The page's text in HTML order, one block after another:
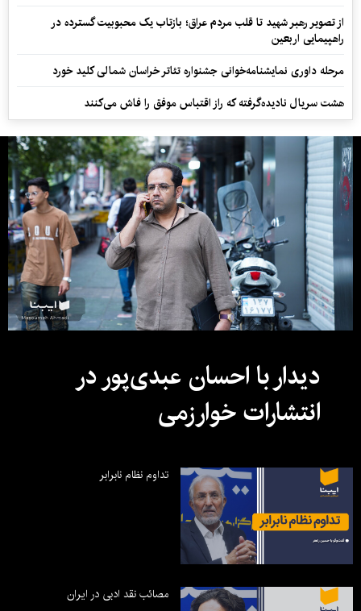
از تصویر رهبر شهید تا قلب مردم عراق؛ بازتاب یک محبوبیت گسترده در
راهپیمایی اربعین
مرحله داوری نمایشنامه‌خوانی جشنواره تئاتر خراسان شمالی کلید خورد
هشت سریال نادیده‌گرفته که راز اقتباس موفق را فاش می‌کنند
دیدار با احسان عبدی‌پور در
انتشارات خوارزمی
تداوم نظام نابرابر
مصائب نقد ادبی در ایران